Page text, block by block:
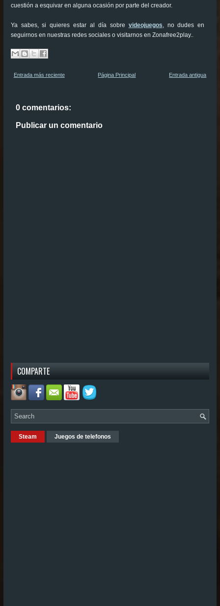
cuestión a esquivar en alguna ocasión por parte del creador.
Ya sabes, si quieres estar al día sobre videojuegos, no dudes en
seguirnos en nuestras redes sociales o visitarnos en Zonafree2play..
Entrada más reciente Entrada antigua
Página Principal
0 comentarios:
Publicar un comentario
COMPARTE
Steam Juegos de telefonos